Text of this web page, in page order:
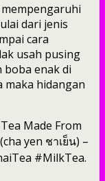
dari jenis
cara
usah pusing
boba enak di
maka hidangan
Made From
yen ชาเย็น) –
#MilkTea.